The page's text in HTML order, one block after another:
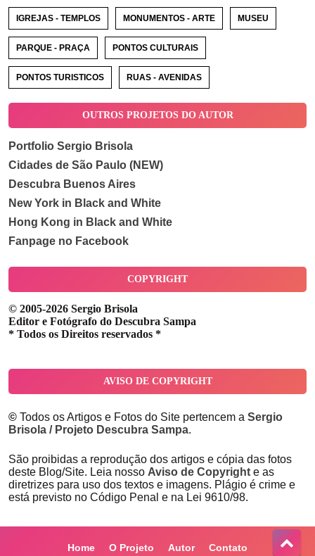
IGREJAS - TEMPLOS MONUMENTOS - ARTE MUSEU
PARQUE - PRAÇA PONTOS CULTURAIS
PONTOS TURISTICOS RUAS - AVENIDAS
OUTROS PROJETOS DO AUTOR
Portfolio Sergio Brisola
Cidades de São Paulo (NEW)
Descubra Buenos Aires
New York in Black and White
Hong Kong in Black and White
Fanpage no Facebook
COPYRIGHT
© 2005-2026 Sergio Brisola
Editor e Fotógrafo do Descubra Sampa
* Todos os Direitos reservados *
AVISO DE COPYRIGHT
© Todos os Artigos e Fotos do Site pertencem a Sergio
Brisola / Projeto Descubra Sampa.
São proibidas a reprodução dos artigos e cópia das fotos
deste Blog/Site. Leia nosso Aviso de Copyright e as
diretrizes para uso dos textos e imagens. Plágio é crime e
está previsto no Código Penal e na Lei 9610/98.
Home O Projeto Autor Contato